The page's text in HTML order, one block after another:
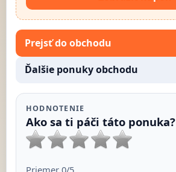
Prejsť do obchodu
Ďalšie ponuky obchodu
HODNOTENIE
Ako sa ti páči táto ponuka?
Priemer 0/5